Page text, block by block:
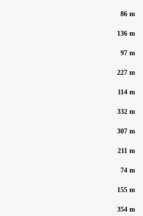
86 m
136 m
97 m
227 m
114 m
332 m
307 m
211 m
74 m
155 m
354 m